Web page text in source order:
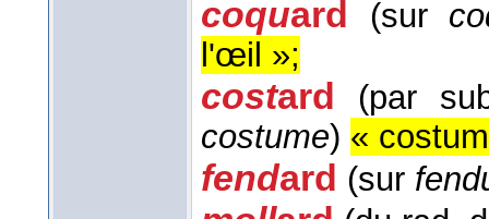
coquard (sur
l'œil »;
costard
(par
costume) «
fendard (sur